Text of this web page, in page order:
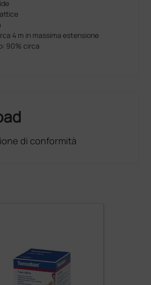
4 m in massima estensione
90% circa
di conformità